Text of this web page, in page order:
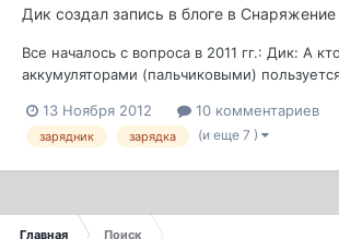
Дик создал запись в блоге в
Все началось с вопроса в 2011 гг.: Дик: А
аккумуляторами (пальчиковыми)
неуд. Емкость вроде 2700, но не держит
часового использования. На морозе,
13 Ноября 2012 10 комментариев
зарядник зарядка (и еще 7 )
Главная Поиск